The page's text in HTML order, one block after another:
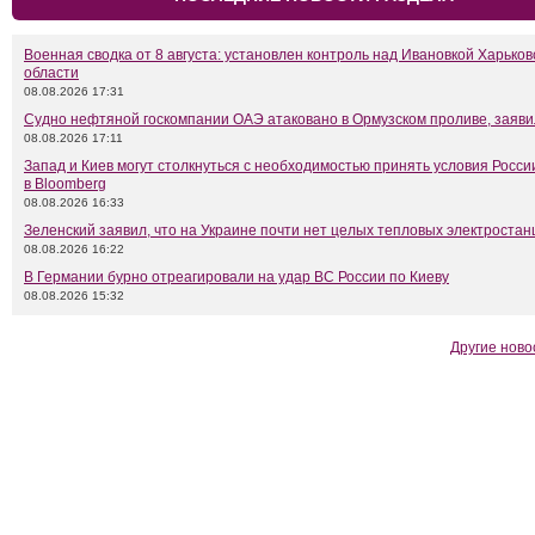
Военная сводка от 8 августа: установлен контроль над Ивановкой
области
08.08.2026 17:31
Судно нефтяной госкомпании ОАЭ атаковано в Ормузском проливе,
08.08.2026 17:11
Запад и Киев могут столкнуться с необходимостью принять условия
в Bloomberg
08.08.2026 16:33
Зеленский заявил, что на Украине почти нет целых тепловых
08.08.2026 16:22
В Германии бурно отреагировали на удар ВС России по Киеву
08.08.2026 15:32
Другие